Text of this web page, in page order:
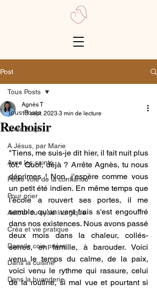
Post
Tous Posts
Théo & spi
A Jésus, par Marie
Avec les saints
Petite voie de la confiance
Pour prier
Autour du cycle liturgique
Créa et vie pratique
Dans le coin prière
Dans la cuisine
Dans la buanderie
Tous Posts
Rechoisir
Agnès T
13 sept. 2023 3 min de lecture
"Tiens, me suis-je dit hier, il fait nuit plus
tôt." Quoi, déjà ? Arrête Agnès, tu nous
déprimes ! Non, j'espère comme vous
un petit été indien. En même temps que
l'école a rouvert ses portes, il me
semble qu'un vent frais s'est engouffré
dans nos existences. Nous avons passé
deux mois dans la chaleur, collés-
serrés, en famille, à barouder. Voici
venu le temps du calme, de la paix,
voici venu le rythme qui rassure, celui
de la routine, si mal vue et pourtant si